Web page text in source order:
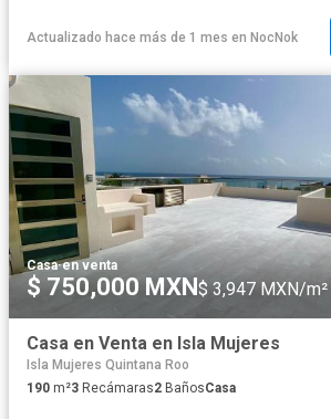
Actualizado hace más de 1 mes en NocNok
Casa·en venta
$ 750,000 MXN$ 3,947 MXN/m²
Casa en Venta en Isla Mujeres
Isla Mujeres Quintana Roo
190 m²3 Recámaras2 BañosCasa